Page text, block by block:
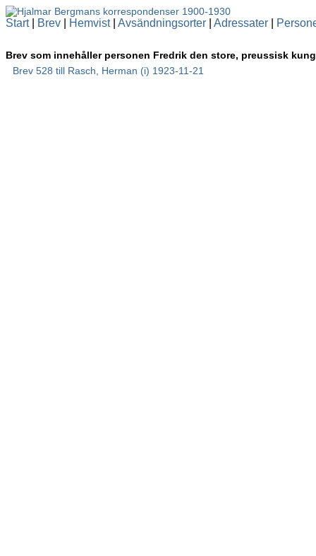
Start| Brev Hemvist| Avsändningsorter Adressater
Brev som innehåller personen Fredrik den store, preussisk kung
Brev 528 till Rasch, Herman (i) 1923-11-21